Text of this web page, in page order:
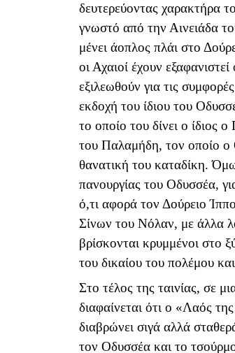
δευτερεύοντας χαρακτήρα
γνωστό από την Αινειάδα
μένει άοπλος πλάι στο
οι Αχαιοί έχουν
εξιλεωθούν για τις
εκδοχή του ίδιου του
το οποίο του δίνει ο ίδιος
του Παλαμήδη, τον οποίο ο
θανατική του καταδίκη.
πανουργίας του Οδυσσέα,
ό,τι αφορά τον Δούρειο
Σίνων του Νόλαν, με άλλα
βρίσκονται κρυμμένοι στο
του δικαίου του πολέμου
Στο τέλος της ταινίας, σε
διαφαίνεται ότι ο «Λαός
διαβρώνει σιγά αλλά
τον Οδυσσέα και το